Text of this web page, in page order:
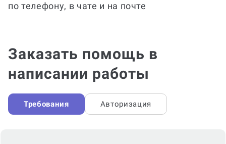
по телефону, в чате и на почте
Заказать помощь в
написании работы
Требования Авторизация